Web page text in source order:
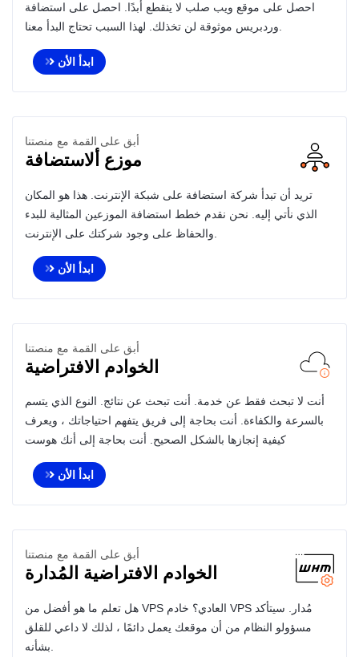
احصل على موقع ويب صلب لا ينقطع أبدًا. احصل على استضافة
ابدأ الأن
أبق على القمة مع منصتنا
موزع ألاستضافة
تريد أن تبدأ شركة استضافة على شبكة الإنترنت. هذا هو المكان
الذي نأتي إليه. نحن نقدم خطط استضافة الموزعين المثالية للبدء
ابدأ الأن
أبق على القمة مع منصتنا
الخوادم الافتراضية
أنت لا تبحث فقط عن خدمة. أنت تبحث عن نتائج. النوع الذي يتسم
بالسرعة والكفاءة. أنت بحاجة إلى فريق يتفهم احتياجاتك ، ويعرف
كيفية إنجازها بالشكل الصحيح. أنت بحاجة إلى أنك هوست
ابدأ الأن
أبق على القمة مع منصتنا
الخوادم الافتراضية المُدارة
هل تعلم ما هو أفضل من VPS العادي؟ خادم VPS مُدار. سيتأكد
مسؤولو النظام من أن موقعك يعمل دائمًا ، لذلك لا داعي للقلق